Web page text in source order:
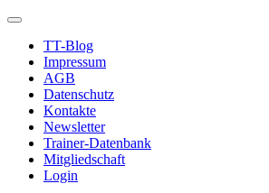
TT-Blog
Impressum
AGB
Datenschutz
Kontakte
Newsletter
Trainer-Datenbank
Mitgliedschaft
Login